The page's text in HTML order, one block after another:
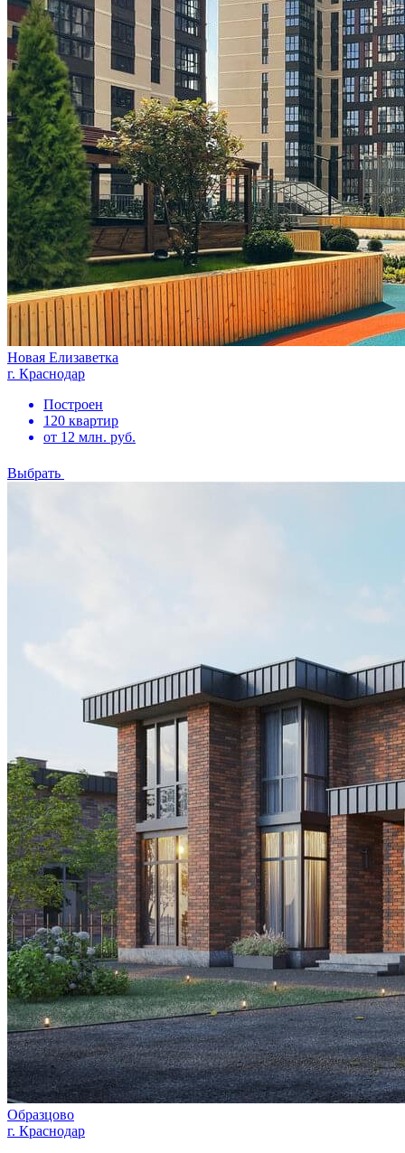
Новая Елизаветка
г. Краснодар
Построен
120 квартир
от 12 млн. руб.
Выбрать
Образцово
г. Краснодар